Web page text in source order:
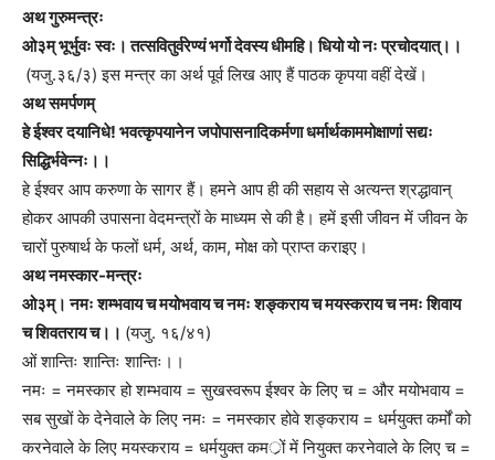
अथ गुरुमन्त्रः
ओ३म् भूर्भुवः स्वः। तत्सवितुर्वरेण्यं भर्गो देवस्य धीमहि। धियो यो नः प्रचोदयात्।।
(यजु.३६/३) इस मन्त्र का अर्थ पूर्व लिख आए हैं पाठक कृपया वहीं देखें।
अथ समर्पणम्
हे ईश्वर दयानिधे! भवत्कृपयानेन जपोपासनादिकर्मणा धर्मार्थकाममोक्षाणां सद्यः
सिद्धिर्भवेन्नः।।
हे ईश्वर आप करुणा के सागर हैं। हमने आप ही की सहाय से अत्यन्त श्रद्धावान्
होकर आपकी उपासना वेदमन्त्रों के माध्यम से की है। हमें इसी जीवन में जीवन के
चारों पुरुषार्थ के फलों धर्म, अर्थ, काम, मोक्ष को प्राप्त कराइए।
अथ नमस्कार-मन्त्रः
ओ३म्। नमः शम्भवाय च मयोभवाय च नमः शङ्कराय च मयस्कराय च नमः शिवाय
च शिवतराय च।। (यजु. १६/४१)
ओं शान्तिः शान्तिः शान्तिः।।
नमः = नमस्कार हो शम्भवाय = सुखस्वरूप ईश्वर के लिए च = और मयोभवाय =
सब सुखों के देनेवाले के लिए नमः = नमस्कार होवे शङ्कराय = धर्मयुक्त कर्मों को
करनेवाले के लिए मयस्कराय = धर्मयुक्त कमर्ों में नियुक्त करनेवाले के लिए च =